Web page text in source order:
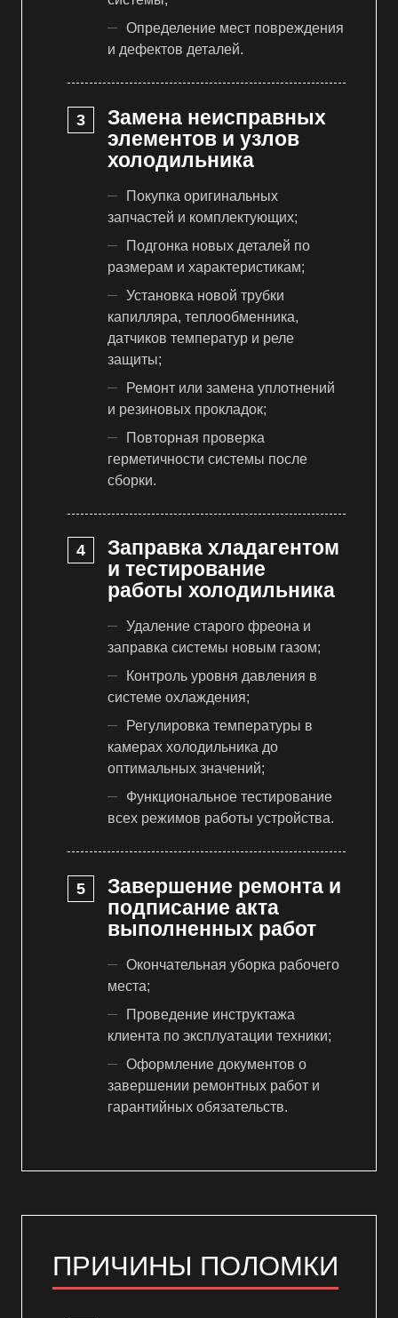
Определение мест повреждения
и дефектов деталей.
Замена неисправных
элементов и узлов
холодильника
Покупка оригинальных
запчастей и комплектующих;
Подгонка новых деталей по
размерам и характеристикам;
Установка новой трубки
капилляра, теплообменника,
датчиков температур и реле
защиты;
Ремонт или замена уплотнений
и резиновых прокладок;
Повторная проверка
герметичности системы после
сборки.
Заправка хладагентом
и тестирование
работы холодильника
Удаление старого фреона и
заправка системы новым газом;
Контроль уровня давления в
системе охлаждения;
Регулировка температуры в
камерах холодильника до
оптимальных значений;
Функциональное тестирование
всех режимов работы устройства.
Завершение ремонта и
подписание акта
выполненных работ
Окончательная уборка рабочего
места;
Проведение инструктажа
клиента по эксплуатации техники;
Оформление документов о
завершении ремонтных работ и
гарантийных обязательств.
ПРИЧИНЫ ПОЛОМКИ